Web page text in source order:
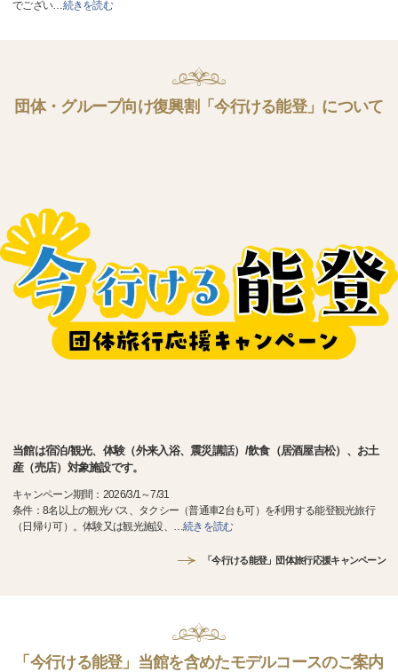
でござい…続きを読む
団体・グループ向け復興割「今行ける能登」について
当館は宿泊/観光、体験（外来入浴、震災講話）/飲食（居酒屋吉松）、お土
産（売店）対象施設です。
キャンペーン期間：2026/3/1～7/31
条件：8名以上の観光バス、タクシー（普通車2台も可）を利用する能登観光旅行
（日帰り可）。体験又は観光施設、 …続きを読む
「今行ける能登」団体旅行応援キャンペーン
「今行ける能登」当館を含めたモデルコースのご案内